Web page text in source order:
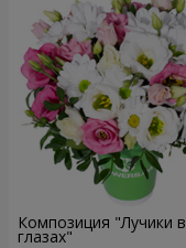
Композиция "Лучики в
глазах"